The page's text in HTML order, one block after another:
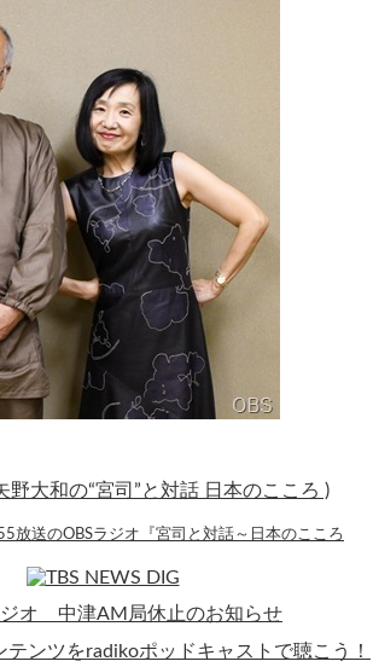
大和の“宮司”と対話 日本のこころ )
放送のOBSラジオ『宮司と対話～日本のこころ